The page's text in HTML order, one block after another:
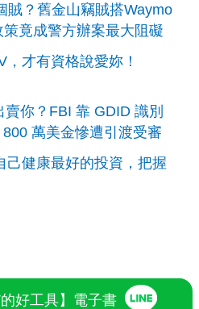
賊？舊金山竊賊搭Waymo
竟成警方辦案最大阻礙
才有資格說愛妳！
你？FBI 靠 GDID 識別
萬美金慘遭引渡受審
己健康最好的投資，把握
好工具】電子書